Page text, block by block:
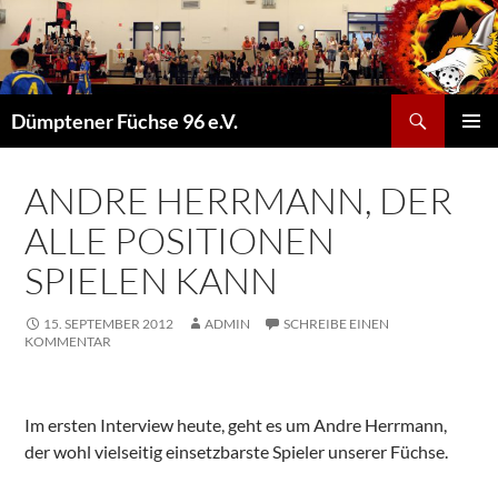
Dümptener Füchse 96 e.V.
SPRINGEN
ANDRE HERRMANN, DER
ALLE POSITIONEN
SPIELEN KANN
15. SEPTEMBER 2012 ADMIN
SCHREIBE EINEN
KOMMENTAR
Im ersten Interview heute, geht es um Andre Herrmann,
der wohl vielseitig einsetzbarste Spieler unserer Füchse.